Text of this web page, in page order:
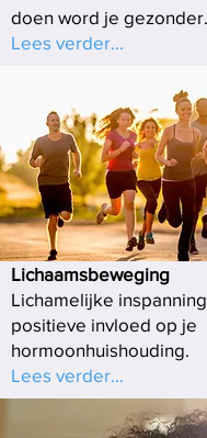
doen word je gezonder.
Lees verder...
Lichaamsbeweging
Lichamelijke
positieve invloed op je
hormoonhuishouding.
Lees verder...